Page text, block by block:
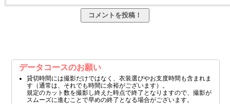
データコースのお願い
貸切時間には撮影だけではなく、衣装選びやお支度時間も含まれま
す（通常は、それでも時間に余裕がございます）。
規定のカット数を撮影し終えた時点で終了となりますので、撮影が
スムーズに進むことで早めの終了となる場合がございます。